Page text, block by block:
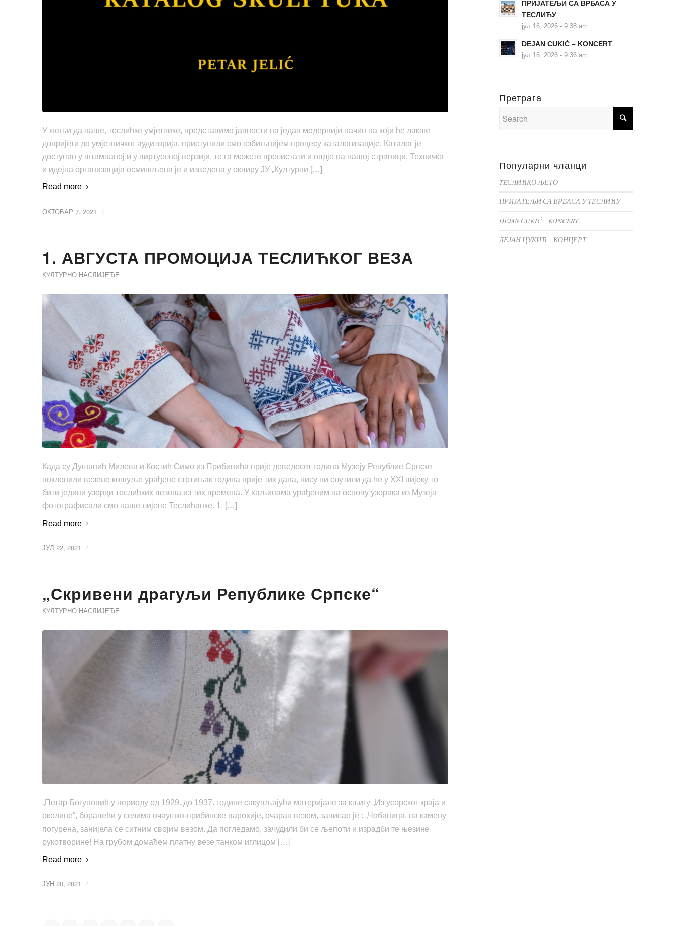
У жељи да наше, теслићке умјетнике, представимо јавности на један модернији начин на који ће лакше
допријети до умјетничког аудиторија, приступили смо озбиљнијем процесу каталогизације. Каталог је
доступан у штампаној и у виртуелној верзији, те га можете прелистати и овдје на нашој страници. Техничка
и идејна организација осмишљена је и изведена у оквиру ЈУ „Културни […]
Read more
ОКТОБАР 7, 2021 /
1. АВГУСТА ПРОМОЦИЈА ТЕСЛИЋКОГ ВЕЗА
КУЛТУРНО НАСЛИЈЕЂЕ
Када су Душанић Милева и Костић Симо из Прибинића прије деведесет година Музеју Републие Српске
поклонили везене кошуље урађене стотињак година прије тих дана, нису ни слутили да ће у ХХI вијеку то
бити једини узорци теслићких везова из тих времена. У хаљинама урађеним на основу узорака из Музеја
фотографисали смо наше лијепе Теслићанке. 1. […]
Read more
ЈУЛ 22, 2021 /
„Скривени драгуљи Републике Српске“
КУЛТУРНО НАСЛИЈЕЂЕ
„Петаp Богуновић у периоду од 1929. до 1937. године сакупљајући материјале за књигу „Из усорског краја и
околине“, боравећи у селима очаушко-прибинске парохије, очаран везом, записао je : „Чобаница, на камену
погурена, занијела се ситним својим везом. Да погледамо, зачудили би се љепоти и израдби те њезине
рукотворине! На грубом домаћем платну везе танком иглицом […]
Read more
ЈУН 20, 2021 /
ПРИЈАТЕЉИ СА ВРБАСА У
ТЕСЛИЋУ
јул 16, 2026 - 9:38 am
DEJAN CUKIĆ – KONCERT
јул 16, 2026 - 9:36 am
Претрага
Популарни чланци
TEСЛИЋКО ЉЕТО
ПРИЈАТЕЉИ СА ВРБАСА У ТЕСЛИЋУ
DEJAN CUKIĆ – KONCERT
ДЕЈАН ЦУКИЋ – КОНЦЕРТ